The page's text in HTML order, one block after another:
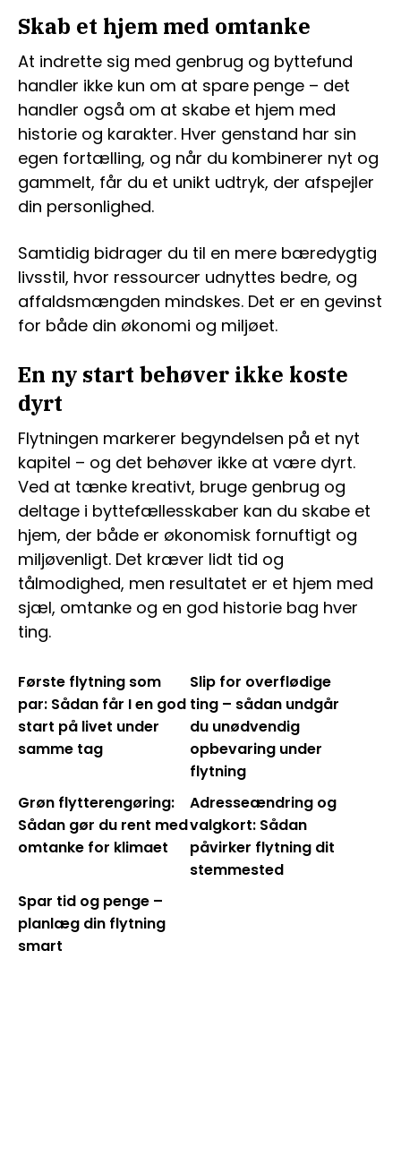
Skab et hjem med omtanke
At indrette sig med genbrug og byttefund
handler ikke kun om at spare penge – det
handler også om at skabe et hjem med
historie og karakter. Hver genstand har sin
egen fortælling, og når du kombinerer nyt og
gammelt, får du et unikt udtryk, der afspejler
din personlighed.
Samtidig bidrager du til en mere bæredygtig
livsstil, hvor ressourcer udnyttes bedre, og
affaldsmængden mindskes. Det er en gevinst
for både din økonomi og miljøet.
En ny start behøver ikke koste
dyrt
Flytningen markerer begyndelsen på et nyt
kapitel – og det behøver ikke at være dyrt.
Ved at tænke kreativt, bruge genbrug og
deltage i byttefællesskaber kan du skabe et
hjem, der både er økonomisk fornuftigt og
miljøvenligt. Det kræver lidt tid og
tålmodighed, men resultatet er et hjem med
sjæl, omtanke og en god historie bag hver
ting.
Første flytning som
par: Sådan får I en god
start på livet under
samme tag
Slip for overflødige
ting – sådan undgår
du unødvendig
opbevaring under
flytning
Grøn flytterengøring:
Sådan gør du rent med
omtanke for klimaet
Adresseændring og
valgkort: Sådan
påvirker flytning dit
stemmested
Spar tid og penge –
planlæg din flytning
smart